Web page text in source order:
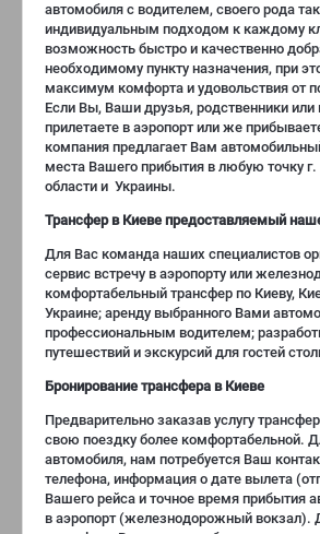
автомобиля с водителем, своего рода
индивидуальным подходом к каждому
возможность быстро и качественно
необходимому пункту назначения, при
максимум комфорта и удовольствия от
Если Вы, Ваши друзья, родственники или
прилетаете в аэропорт или же
компания предлагает Вам
места Вашего прибытия в любую точку
области и Украины.
Трансфер в Киеве предоставляемый
Для Вас команда наших специалистов
сервис встречу в аэропорту или
комфортабельный трансфер по Киеву,
Украине; аренду выбранного Вами
профессиональным водителем;
путешествий и экскурсий для гостей
Бронирование трансфера в Киеве
Предварительно заказав услугу
свою поездку более комфортабельной.
автомобиля, нам потребуется Ваш
телефона, информация о дате вылета
Вашего рейса и точное время прибытия
в аэропорт (железнодорожный вокзал).